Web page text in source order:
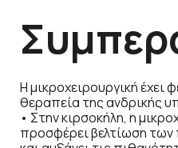
Η μικροχειρουργική έχει
θεραπεία της ανδρικής
• Στην κιρσοκήλη, η
προσφέρει βελτίωση